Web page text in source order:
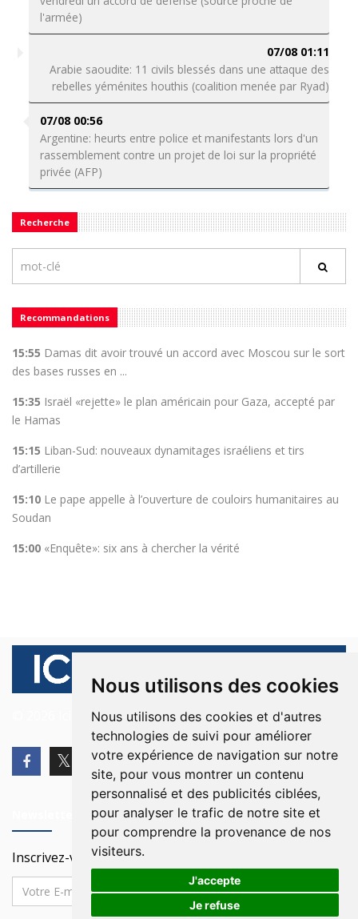
Nous utilisons des cookies
Nous utilisons des cookies et d'autres
technologies de suivi pour améliorer
votre expérience de navigation sur notre
site, pour vous montrer un contenu
personnalisé et des publicités ciblées,
pour analyser le trafic de notre site et
pour comprendre la provenance de nos
visiteurs.
J'accepte
Je refuse
l'armée)
07/08 01:11
Arabie saoudite: 11 civils blessés dans une attaque des
rebelles yéménites houthis (coalition menée par Ryad)
07/08 00:56
Argentine: heurts entre police et manifestants lors d'un
rassemblement contre un projet de loi sur la propriété
privée (AFP)
Recherche
Recommandations
15:55 Damas dit avoir trouvé un accord avec Moscou sur le sort
des bases russes en ...
15:35 Israël «rejette» le plan américain pour Gaza, accepté par
le Hamas
15:15 Liban-Sud: nouveaux dynamitages israéliens et tirs
d’artillerie
15:10 Le pape appelle à l’ouverture de couloirs humanitaires au
Soudan
15:00 «Enquête»: six ans à chercher la vérité
© 2026 Ici Beyrouth. Tous les droits sont réservés.
Inscrivez-vous à notre Newsletter